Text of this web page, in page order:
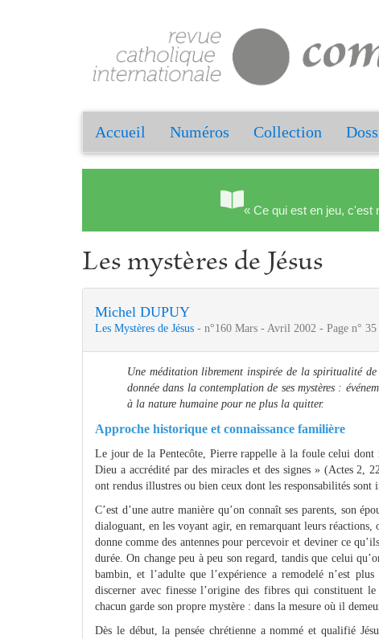
Accueil Numéros Collection
« Ce qui est en jeu, c'est
Les mystères de Jésus
Michel DUPUY
Les Mystères de Jésus - n°160 Mars - Avril 2002 - Page n° 35
Une méditation librement inspirée de la spiritualité
donnée dans la contemplation de ses mystères :
à la nature humaine pour ne plus la quitter.
Approche historique et connaissance familière
Le jour de la Pentecôte, Pierre rappelle à la foule celui dont
Dieu a accrédité par des miracles et des signes » (Actes 2,
ont rendus illustres ou bien ceux dont les responsabilités sont
C’est d’une autre manière qu’on connaît ses parents, son
dialoguant, en les voyant agir, en remarquant leurs
donne comme des antennes pour percevoir et deviner ce
durée. On change peu à peu son regard, tandis que celui
bambin, et l’adulte que l’expérience a remodelé n’est
discerner avec finesse l’origine des fibres qui constituent
chacun garde son propre mystère : dans la mesure où il
Dès le début, la pensée chrétienne a nommé et qualifié